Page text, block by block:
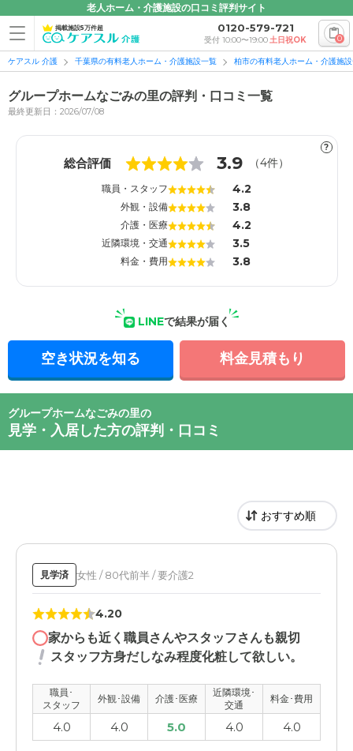
老人ホーム・介護施設の口コミ評判サイト
掲載施設5万件超 0120-579-721
受付 10:00〜19:00土日祝OK 0
ケアスル 介護 千葉県の有料老人ホーム・介護施設一覧 柏市の有料老人ホーム・介護施
グループホームなごみの里の評判・口コミ一覧
最終更新日：2026/07/08
?
総合評価 3.9 （4件）
職員・スタッフ 4.2
外観・設備 3.8
介護・医療 4.2
近隣環境・交通 3.5
料金・費用 3.8
LINEで結果が届く
空き状況を知る 料金見積もり
グループホームなごみの里の
見学・入居した方の評判・口コミ
見学済 女性 / 80代前半 / 要介護2
4.20
家からも近く職員さんやスタッフさんも親切
スタッフ方身だしなみ程度化粧して欲しい。
職員･
スタッフ
外観･設備 介護･医療
近隣環境･
交通
料金･費用
4.0 4.0 5.0 4.0 4.0